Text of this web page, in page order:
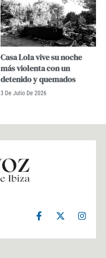
Casa Lola vive su noche
más violenta con un
detenido y quemados
3 De Julio De 2026
F
a
e
X
-
w
I
n
t